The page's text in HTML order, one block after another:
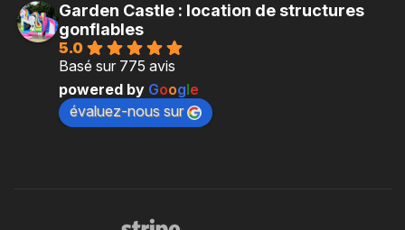
Garden Castle : location de structures
gonflables
5.0
Basé sur 775 avis
powered by Google
évaluez-nous sur